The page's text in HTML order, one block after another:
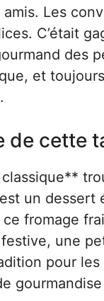
Les
C’était
des
et
de cette
un
fromage
une
pour